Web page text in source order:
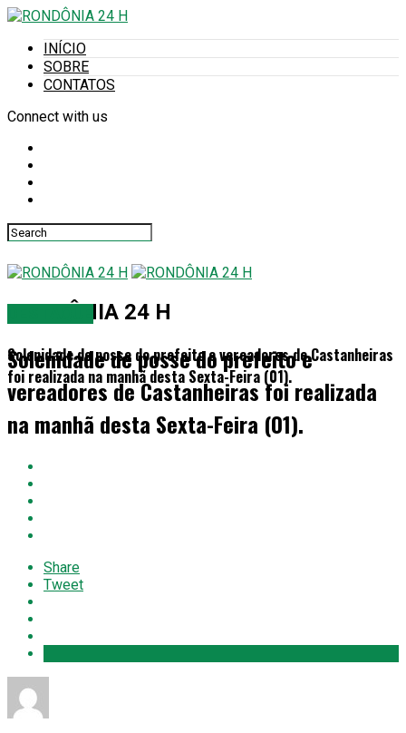
INÍCIO
SOBRE
CONTATOS
Connect with us
RONDÔNIA 24 H
Solenidade de posse do prefeito e vereadores de Castanheiras
foi realizada na manhã desta Sexta-Feira (01).
Solenidade de posse do prefeito e
vereadores de Castanheiras foi realizada
na manhã desta Sexta-Feira (01).
Share
Tweet